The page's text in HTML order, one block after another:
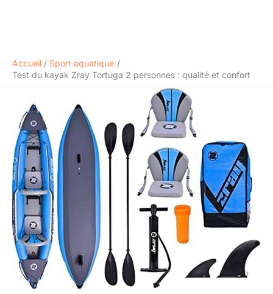
Accueil
Sport aquatique
Test du kayak Zray Tortuga 2 personnes : qualité et confort